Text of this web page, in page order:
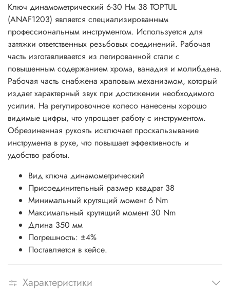
Ключ динамометрический 6-30 Нм 38 TOPTUL
(ANAF1203) является специализированным
профессиональным инструментом. Используется для
затяжки ответственных резьбовых соединений. Рабочая
часть изготавливается из легированной стали с
повышенным содержанием хрома, ванадия и молибдена.
Рабочая часть снабжена храповым механизмом, который
издает характерный звук при достижении необходимого
усилия. На регулировочное колесо нанесены хорошо
видимые цифры, что упрощает работу с инструментом.
Обрезиненная рукоять исключает проскальзывание
инструмента в руке, что повышает эффективность и
удобство работы.
Вид ключа динамометрический
Присоединительный размер квадрат 38
Минимальный крутящий момент 6 Nm
Максимальный крутящий момент 30 Nm
Длина 350 мм
Погрешность: ±4%
Поставляется в кейсе.
Характеристики